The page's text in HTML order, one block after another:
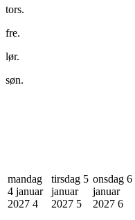
tors.
fre.
lør.
søn.
mandag
4 januar
2027 4
tirsdag 5
januar
2027 5
onsdag 6
januar
2027 6